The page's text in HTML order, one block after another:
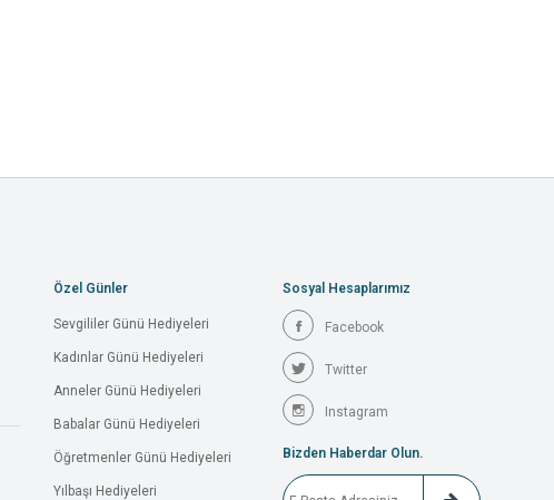
Özel Günler
Sevgililer Günü Hediyeleri
Kadınlar Günü Hediyeleri
Anneler Günü Hediyeleri
Babalar Günü Hediyeleri
Öğretmenler Günü Hediyeleri
Yılbaşı Hediyeleri
Sosyal Hesaplarımız
Facebook
Twitter
Instagram
Bizden Haberdar Olun.